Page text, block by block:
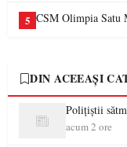
5 CSM Olimpia Satu
DIN ACEEAȘI
acum 2 ore